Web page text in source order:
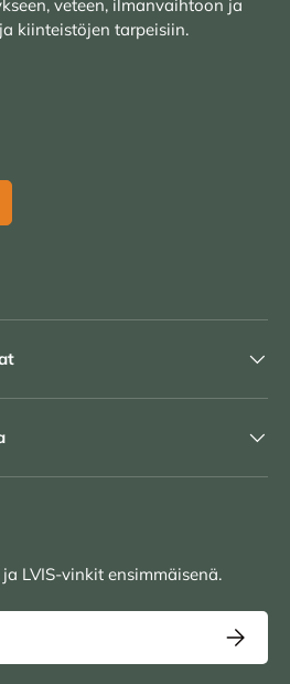
veteen, ilmanvaihtoon ja
kiinteistöjen tarpeisiin.
LVIS-vinkit ensimmäisenä.
TILAA